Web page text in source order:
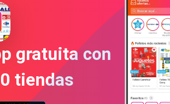
gratuita con
tiendas